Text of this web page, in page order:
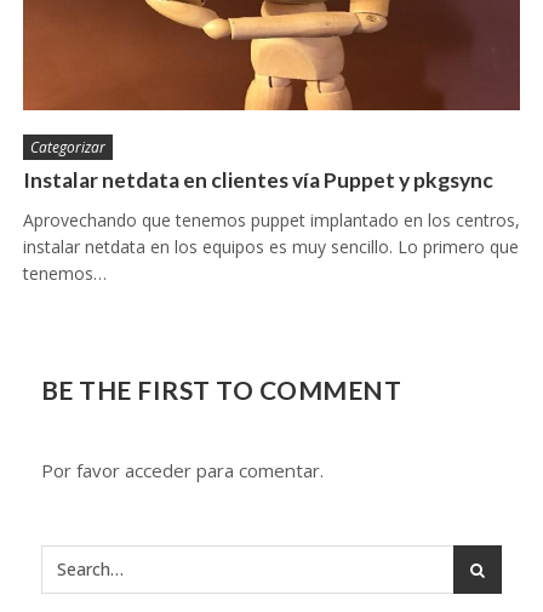
Categorizar
Instalar netdata en clientes vía Puppet y pkgsync
Aprovechando que tenemos puppet implantado en los centros,
instalar netdata en los equipos es muy sencillo. Lo primero que
tenemos…
BE THE FIRST TO COMMENT
Por favor acceder para comentar.